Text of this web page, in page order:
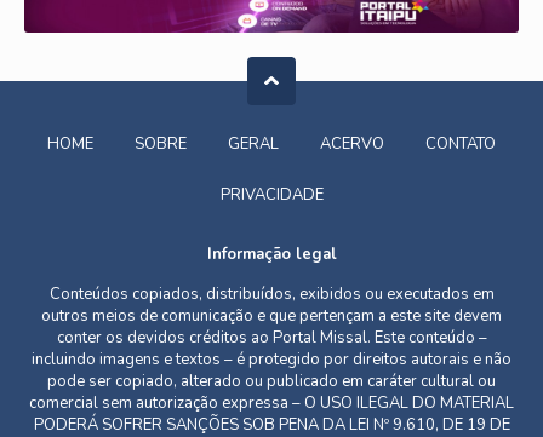
HOME SOBRE GERAL ACERVO CONTATO
PRIVACIDADE
Informação legal
Conteúdos copiados, distribuídos, exibidos ou executados em
outros meios de comunicação e que pertençam a este site devem
conter os devidos créditos ao Portal Missal. Este conteúdo –
incluindo imagens e textos – é protegido por direitos autorais e não
pode ser copiado, alterado ou publicado em caráter cultural ou
comercial sem autorização expressa – O USO ILEGAL DO MATERIAL
PODERÁ SOFRER SANÇÕES SOB PENA DA LEI Nº 9.610, DE 19 DE